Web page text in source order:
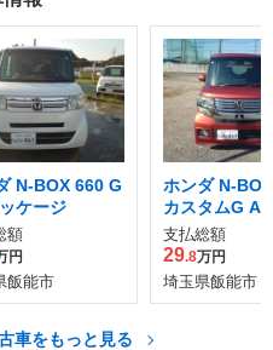
N-BOX 660 G
ケージ
額
円
飯能市
ホンダ N-
カスタムG A
ージ
支払総額
29.8万円
埼玉県飯能市
車をもっと見る